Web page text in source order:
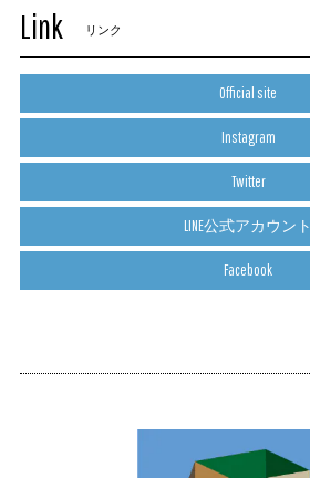
Link リンク
Official site
Instagram
Twitter
LINE公式アカウント
Facebook